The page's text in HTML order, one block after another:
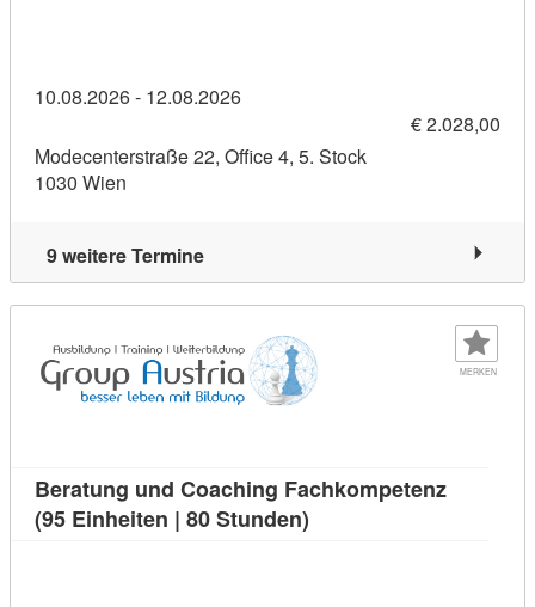
10.08.2026 - 12.08.2026
€ 2.028,00
Modecenterstraße 22, Office 4, 5. Stock
1030 Wien
9 weitere Termine
MERKEN
Beratung und Coaching Fachkompetenz
(95 Einheiten | 80 Stunden)